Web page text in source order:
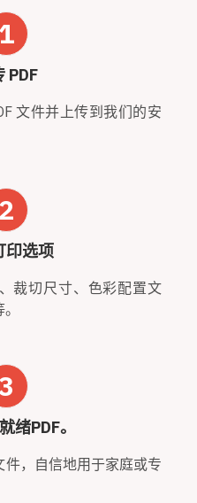
1
PDF
文件并上传到我们的安
2
印选项
裁切尺寸、色彩配置文
绪PDF。
，自信地用于家庭或专